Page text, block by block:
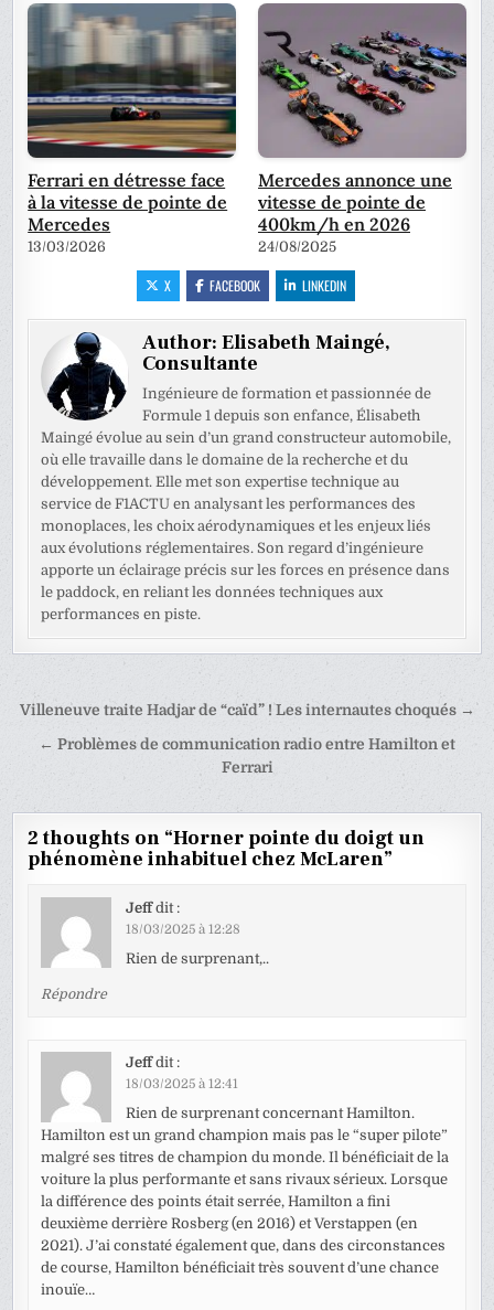
Ferrari en détresse face
à la vitesse de pointe de
Mercedes
13/03/2026
Mercedes annonce une
vitesse de pointe de
400km/h en 2026
24/08/2025
X FACEBOOK LINKEDIN
Author:Elisabeth Maingé,
Consultante
Ingénieure de formation et passionnée de
Formule 1 depuis son enfance, Élisabeth
Maingé évolue au sein d’un grand constructeur automobile,
où elle travaille dans le domaine de la recherche et du
développement. Elle met son expertise technique au
service de F1ACTU en analysant les performances des
monoplaces, les choix aérodynamiques et les enjeux liés
aux évolutions réglementaires. Son regard d’ingénieure
apporte un éclairage précis sur les forces en présence dans
le paddock, en reliant les données techniques aux
performances en piste.
Navigation
de
Villeneuve traite Hadjar de “caïd” ! Les internautes choqués →
← Problèmes de communication radio entre Hamilton et
Ferrari
2 thoughts on “Horner pointe du doigt un
phénomène inhabituel chez McLaren”
Jeff dit :
18/03/2025 à 12:28
Rien de surprenant,..
Répondre
Jeff dit :
18/03/2025 à 12:41
Rien de surprenant concernant Hamilton.
Hamilton est un grand champion mais pas le “super pilote”
malgré ses titres de champion du monde. Il bénéficiait de la
voiture la plus performante et sans rivaux sérieux. Lorsque
la différence des points était serrée, Hamilton a fini
deuxième derrière Rosberg (en 2016) et Verstappen (en
2021). J’ai constaté également que, dans des circonstances
de course, Hamilton bénéficiait très souvent d’une chance
inouïe…